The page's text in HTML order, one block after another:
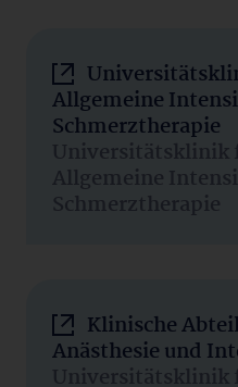
Allgemeine
Schmerztherapie
Universitätsklinik
Allgemeine
Schmerztherapie
Klinische
Anästhesie und
Universitätsklinik